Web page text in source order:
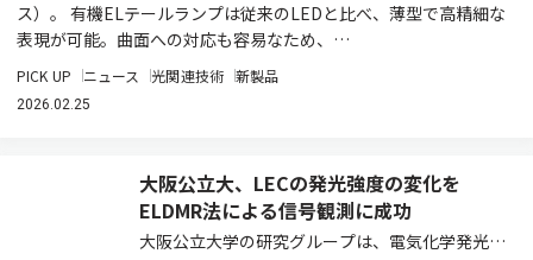
ス）。 有機ELテールランプは従来のLEDと比べ、薄型で高精細な
表現が可能。曲面への対応も容易なため、…
PICK UP ニュース 光関連技術 新製品
2026.02.25
大阪公立大、LECの発光強度の変化を
ELDMR法による信号観測に成功
大阪公立大学の研究グループは、電気化学発光セ